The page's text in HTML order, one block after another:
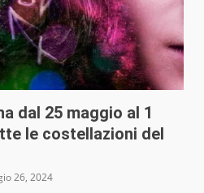
dal 25 maggio al 1
le costellazioni del
26, 2024